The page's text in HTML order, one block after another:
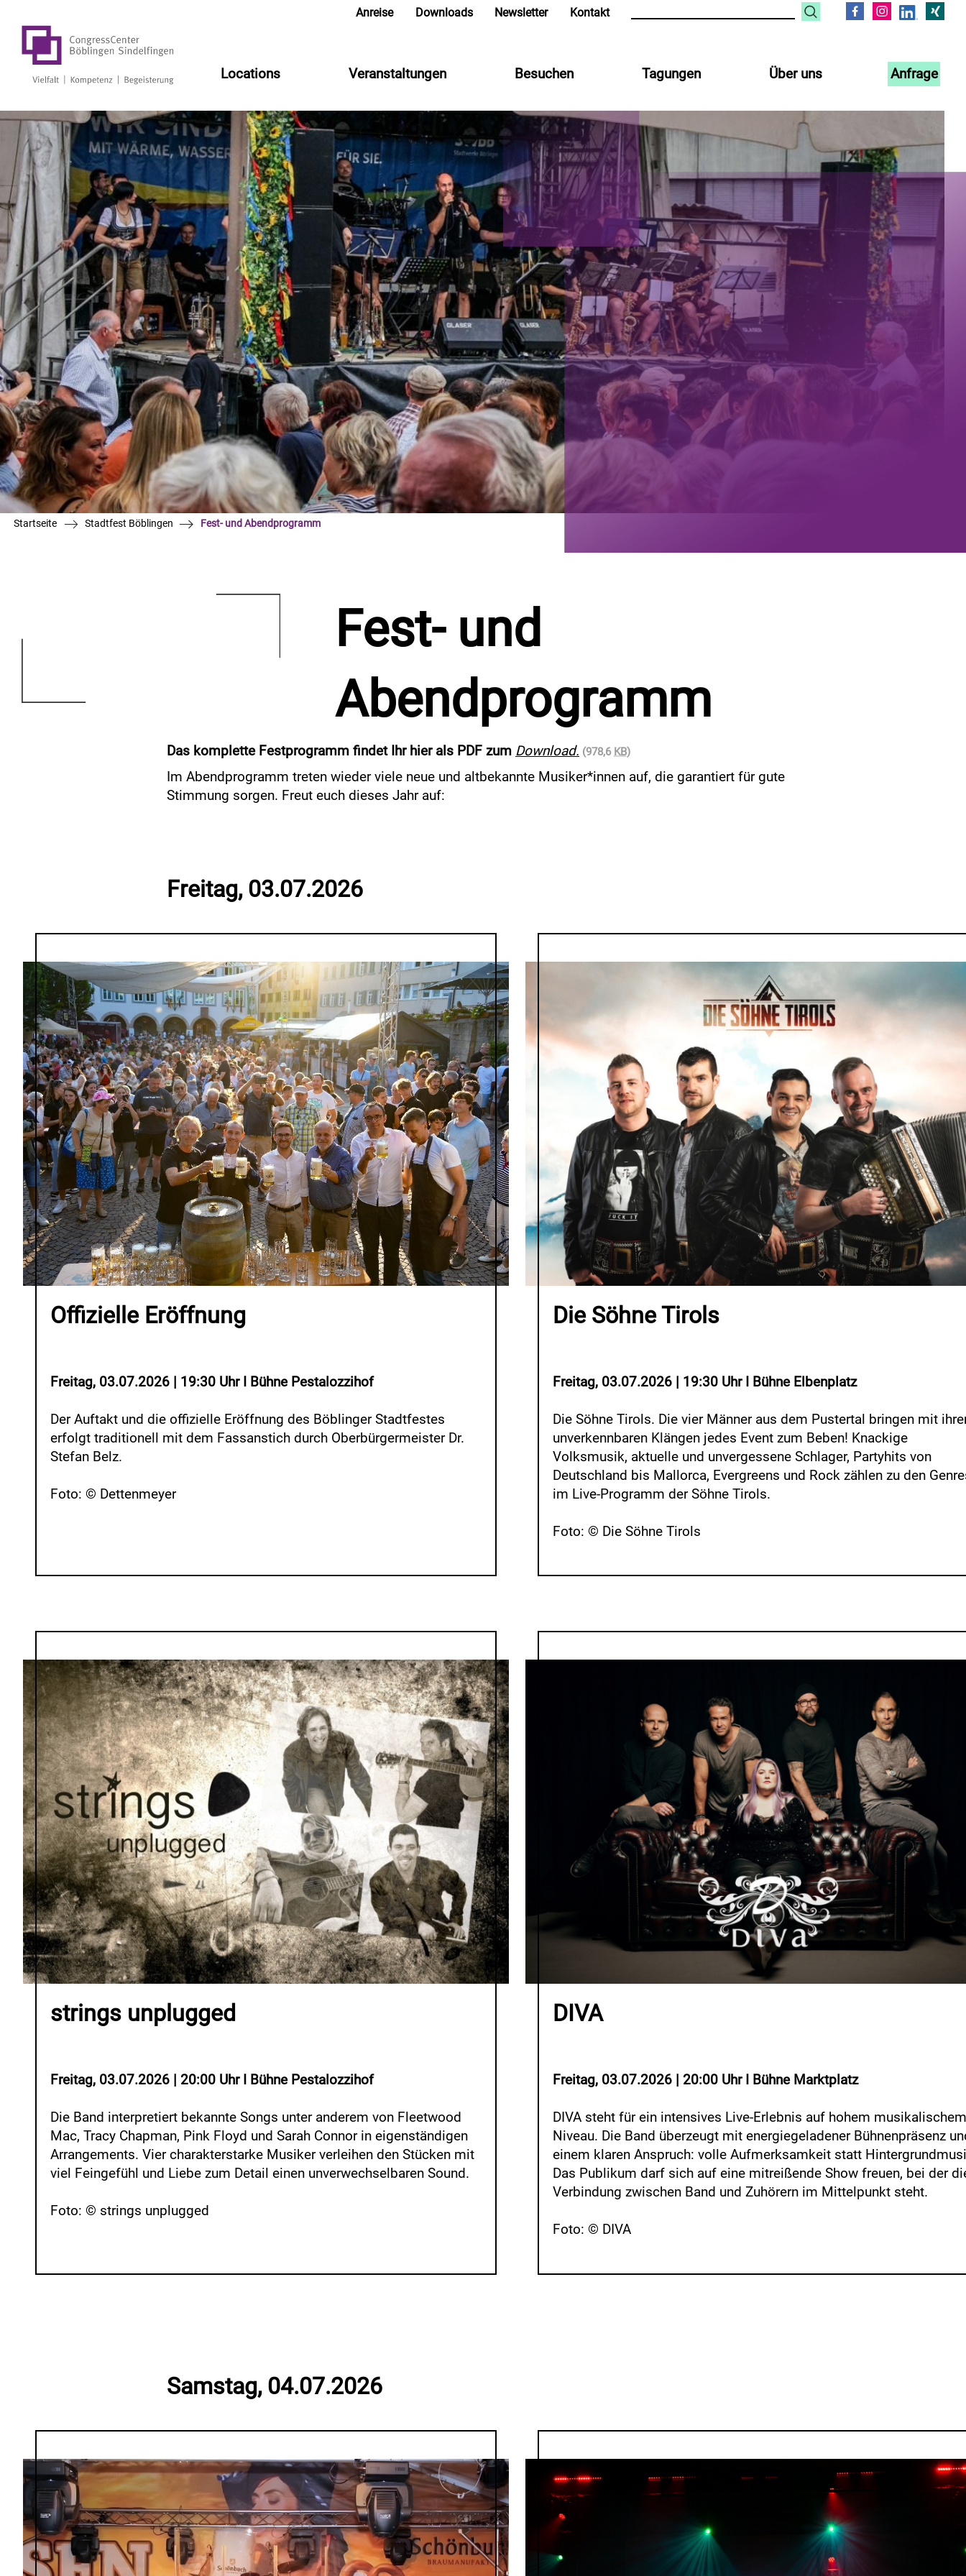
Anreise Downloads Newsletter Kontakt
Locations Veranstaltungen Besuchen Tagungen Über uns Anfrage
Startseite Stadtfest Böblingen Fest- und Abendprogramm
Fest- und
Abendprogramm
Das komplette Festprogramm findet Ihr hier als PDF zum Download. (978,6 KB)
Im Abendprogramm treten wieder viele neue und altbekannte Musiker*innen auf, die garantiert für gute
Stimmung sorgen. Freut euch dieses Jahr auf:
Freitag, 03.07.2026
Offizielle Eröffnung
Freitag, 03.07.2026 | 19:30 Uhr I Bühne Pestalozzihof
Der Auftakt und die offizielle Eröffnung des Böblinger Stadtfestes
erfolgt traditionell mit dem Fassanstich durch Oberbürgermeister Dr.
Stefan Belz.
Foto: © Dettenmeyer
Die Söhne Tirols
Freitag, 03.07.2026 | 19:30 Uhr I Bühne Elbenplatz
Die Söhne Tirols. Die vier Männer aus dem Pustertal bringen mit
unverkennbaren Klängen jedes Event zum Beben! Knackige
Volksmusik, aktuelle und unvergessene Schlager, Partyhits von
Deutschland bis Mallorca, Evergreens und Rock zählen zu den
im Live-Programm der Söhne Tirols.
Foto: © Die Söhne Tirols
strings unplugged
Freitag, 03.07.2026 | 20:00 Uhr I Bühne Pestalozzihof
Die Band interpretiert bekannte Songs unter anderem von Fleetwood
Mac, Tracy Chapman, Pink Floyd und Sarah Connor in eigenständigen
Arrangements. Vier charakterstarke Musiker verleihen den Stücken mit
viel Feingefühl und Liebe zum Detail einen unverwechselbaren Sound.
Foto: © strings unplugged
DIVA
Freitag, 03.07.2026 | 20:00 Uhr I Bühne Marktplatz
DIVA steht für ein intensives Live-Erlebnis auf hohem musikalischem
Niveau. Die Band überzeugt mit energiegeladener Bühnenpräsenz
einem klaren Anspruch: volle Aufmerksamkeit statt
Das Publikum darf sich auf eine mitreißende Show freuen, bei der
Verbindung zwischen Band und Zuhörern im Mittelpunkt steht.
Foto: © DIVA
Samstag, 04.07.2026